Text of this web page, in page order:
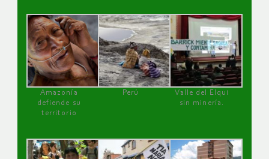
Amazonía
defiende su
territorio
Perú
Valle del Elqui
sin minería.